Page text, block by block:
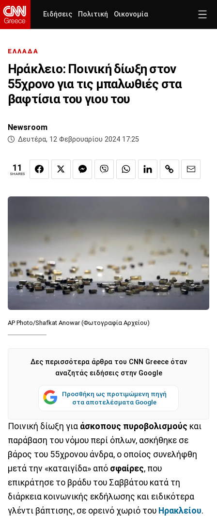
Ειδήσεις Πολιτική Οικονομία
ΕΛΛΑΔΑ
Ηράκλειο: Ποινική δίωξη στον
55χρονο για τις μπαλωθιές στα
βαφτίσια του γιου του
Newsroom
Δευτέρα, 12 Φεβρουαρίου 2024 17:25
11
SHARES
AP Photo/Shafkat Anowar (Φωτογραφία Αρχείου)
Δες περισσότερα άρθρα του CNN Greece όταν
αναζητάς ειδήσεις στην Google
Προσθήκη ως προτιμώμενη πηγή
στα αποτελέσματα Google
Ποινική δίωξη για άσκοπους πυροβολισμούς και
παράβαση του νόμου περί όπλων, ασκήθηκε σε
βάρος του 55χρονου άνδρα, ο οποίος συνελήφθη
μετά την «καταιγίδα» από σφαίρες, που
επικράτησε το βράδυ του Σαββάτου κατά τη
διάρκεια κοινωνικής εκδήλωσης και ειδικότερα
γλέντι βάπτισης, σε ορεινό χωριό του Ηρακλείου.